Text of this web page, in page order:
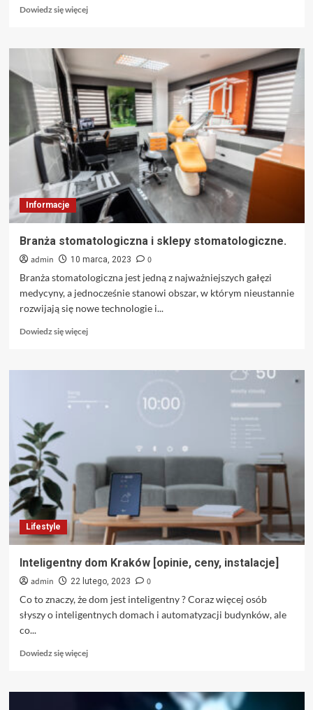
Dowiedz się więcejDowiedz
o
Benzyna
95
czy
98?
Który
rodzaj
paliwa
wybrać
i
jakie
są
różnice?
Informacje
Branża stomatologiczna i sklepy stomatologiczne.
admin 10 marca, 2023
0
Branża stomatologiczna jest jedną z najważniejszych gałęzi
medycyny, a jednocześnie stanowi obszar, w którym nieustannie
rozwijają się nowe technologie i...
Dowiedz się więcejDowiedz
o
stomatologiczna
i
Lifestyle
Inteligentny dom Kraków [opinie, ceny, instalacje]
admin 22 lutego, 2023
0
Co to znaczy, że dom jest inteligentny ? Coraz więcej osób
słyszy o inteligentnych domach i automatyzacji budynków, ale
co...
Dowiedz się więcejDowiedz
o